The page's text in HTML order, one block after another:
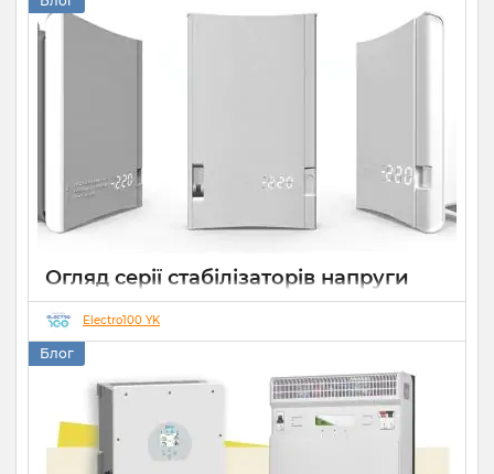
Огляд серії стабілізаторів напруги
Елекс АНТС: більше ніж просто
захист
22 07 2026
Electro100 YK
Блог